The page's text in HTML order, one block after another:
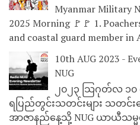
Myanmar Military
2025 Morning 🚩🚩 1.
and coastal guard member in
10th AUG 2023 -
NUG
၂၀၂၃ သြဂုတ်လ ၁
ရပြည်တွင်းသတင်းများ သတင်းခ
အာဇာနည်နေ့သို့ NUG ယာယီသမ္